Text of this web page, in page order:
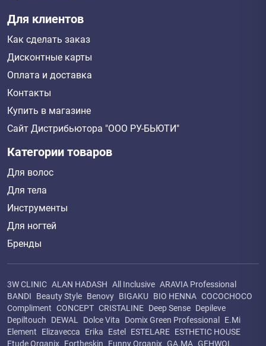
Для клиентов
Как сделать заказ
Дисконтные карты
Оплата и доставка
Контакты
Купить в магазине
Сайт Дистрибьютора "ООО РУ-БЬЮТИ"
Категории товаров
Для волос
Для тела
Инструменты
Для ногтей
Бренды
3W CLINIC ALAN HADASH All Inclusive ARAVIA Professional
BANDI
Beauty Style Benovy BIGAKU BIO HENNA COCOCHOCO
Compliment CONCEPT CRISTALINE Deep Sense Depileve
Depiltouch
DEWAL Dolce Vita Domix Green Professional
E.Mi
Element
Elizavecca Erika Estel ESTELARE ESTHETIC HOUSE
Etude Organix Fortheskin Funny Organix GA.MA GEHWOL